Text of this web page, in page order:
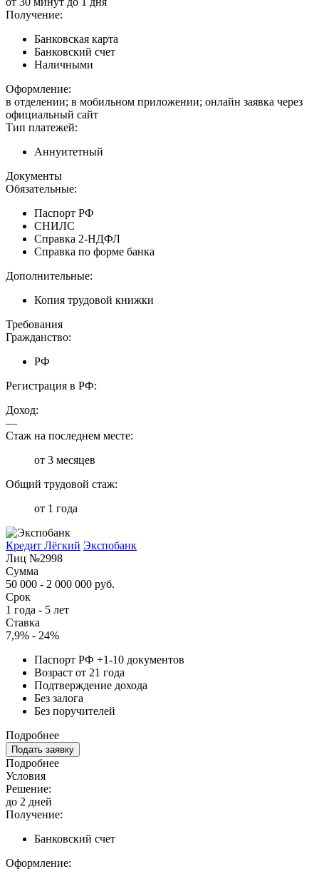
Получение:
Банковская карта
Банковский счет
Наличными
Оформление:
в отделении; в мобильном приложении; онлайн заявка через
официальный сайт
Тип платежей:
Аннуитетный
Документы
Обязательные:
Паспорт РФ
СНИЛС
Справка 2-НДФЛ
Справка по форме банка
Дополнительные:
Копия трудовой книжки
Требования
Гражданство:
РФ
Регистрация в РФ:
Доход:
—
Стаж на последнем месте:
от 3 месяцев
Общий трудовой стаж:
от 1 года
Кредит Лёгкий Экспобанк
Лиц №2998
Сумма
50 000 - 2 000 000 руб.
Срок
1 года - 5 лет
Ставка
7,9% - 24%
Паспорт РФ +1-10 документов
Возраст от 21 года
Подтверждение дохода
Без залога
Без поручителей
Подробнее
Подать заявку
Подробнее
Условия
Решение:
до 2 дней
Получение:
Банковский счет
Оформление: